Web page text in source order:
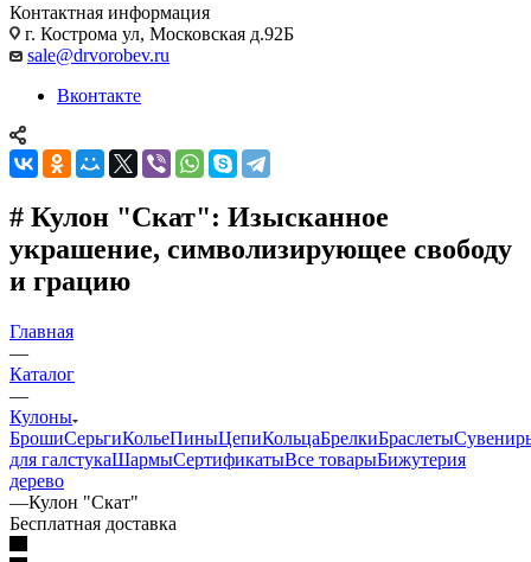
Контактная информация
г. Кострома ул, Московская д.92Б
sale@drvorobev.ru
Вконтакте
# Кулон "Скат": Изысканное
украшение, символизирующее свободу
и грацию
Главная
—
Каталог
—
Кулоны
БрошиСерьгиКольеПиныЦепиКольцаБрелкиБраслеты
для галстукаШармыСертификатыВсе товарыБижутерия
дерево
—Кулон "Скат"
Бесплатная доставка